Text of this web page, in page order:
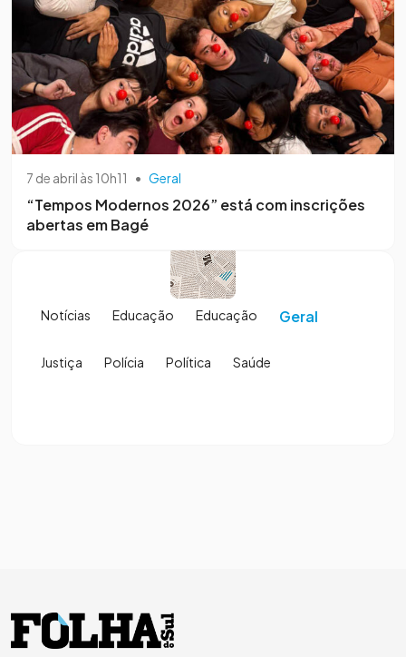
7 de abril às 10h11 • Geral
“Tempos Modernos 2026” está com inscrições
abertas em Bagé
Notícias Educação Educação Geral
Justiça Polícia Política Saúde